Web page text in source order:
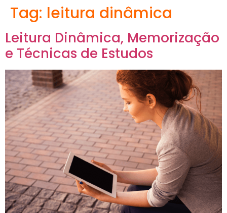
Tag: leitura dinâmica
Leitura Dinâmica, Memorização
e Técnicas de Estudos